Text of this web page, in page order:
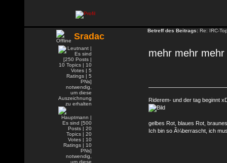
Sradac
Betreff des Beitrags: Re: IRC-
mehr mehr
Riderem- und der tag beginnt
gelbes Rot, blaues Rot,
Ich bin so Ã¼berrascht, ich